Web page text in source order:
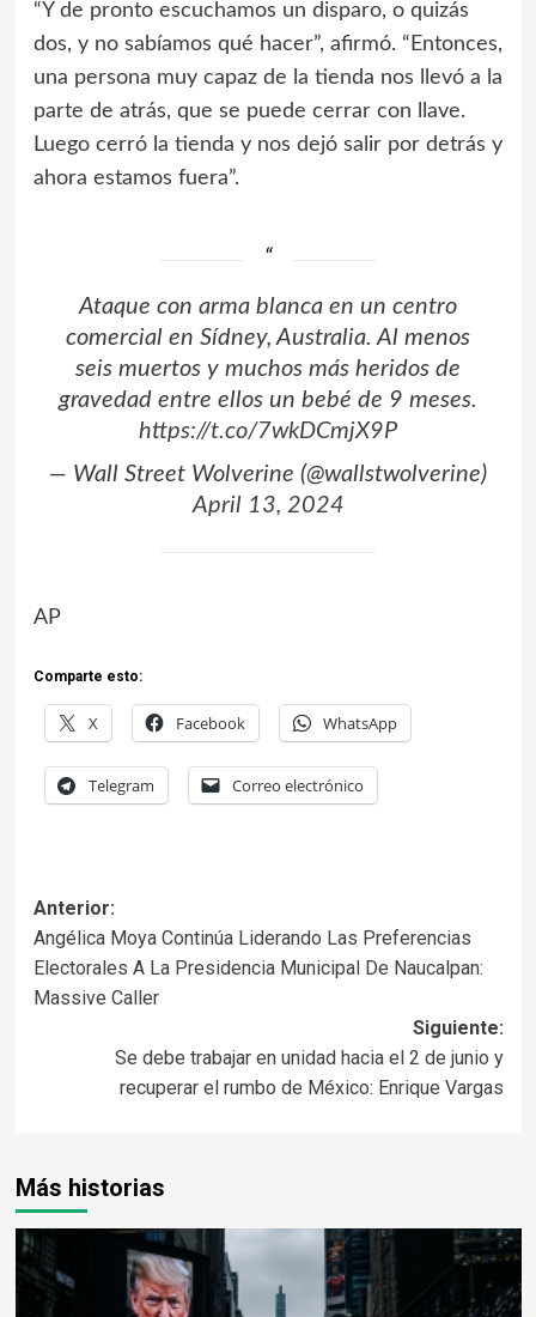
“Y de pronto escuchamos un disparo, o quizás
dos, y no sabíamos qué hacer”, afirmó. “Entonces,
una persona muy capaz de la tienda nos llevó a la
parte de atrás, que se puede cerrar con llave.
Luego cerró la tienda y nos dejó salir por detrás y
ahora estamos fuera”.
Ataque con arma blanca en un centro
comercial en Sídney, Australia. Al menos
seis muertos y muchos más heridos de
gravedad entre ellos un bebé de 9 meses.
https://t.co/7wkDCmjX9P
— Wall Street Wolverine (@wallstwolverine)
April 13, 2024
AP
Comparte esto:
X Facebook WhatsApp
Telegram Correo electrónico
Anterior:
Angélica Moya Continúa Liderando Las Preferencias
Electorales A La Presidencia Municipal De Naucalpan:
Massive Caller
Siguiente:
Se debe trabajar en unidad hacia el 2 de junio y
recuperar el rumbo de México: Enrique Vargas
Más historias